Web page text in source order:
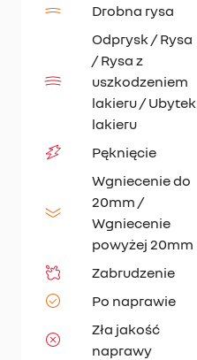
Drobna rysa
Odprysk / Rysa
/ Rysa z
uszkodzeniem
lakieru / Ubytek
lakieru
Pęknięcie
Wgniecenie do
20mm /
Wgniecenie
powyżej 20mm
Zabrudzenie
Po naprawie
Zła jakość
naprawy